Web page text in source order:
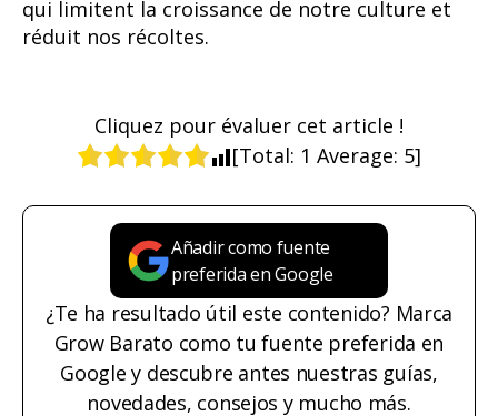
qui limitent la croissance de notre culture et
réduit nos récoltes.
Cliquez pour évaluer cet article !
[Total: 1 Average: 5]
Añadir como fuente
preferida en Google
¿Te ha resultado útil este contenido? Marca
Grow Barato como tu fuente preferida en
Google y descubre antes nuestras guías,
novedades, consejos y mucho más.